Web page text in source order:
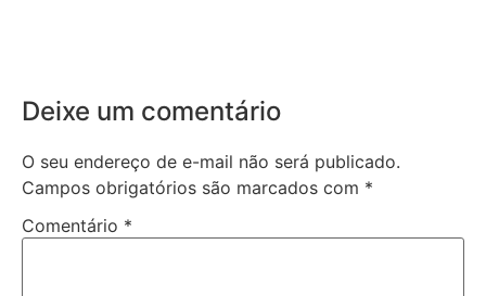
Deixe um comentário
O seu endereço de e-mail não será publicado.
Campos obrigatórios são marcados com *
Comentário *